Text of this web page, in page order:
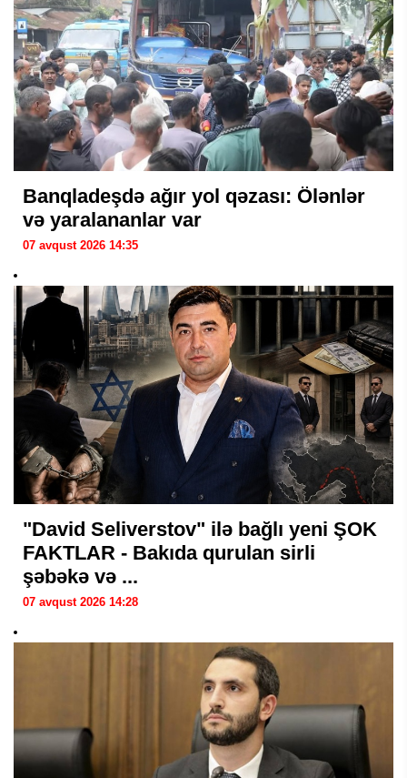
Banqladeşdə ağır yol qəzası: Ölənlər
və yaralananlar var
07 avqust 2026 14:35
"David Seliverstov" ilə bağlı yeni ŞOK
FAKTLAR - Bakıda qurulan sirli
şəbəkə və ...
07 avqust 2026 14:28